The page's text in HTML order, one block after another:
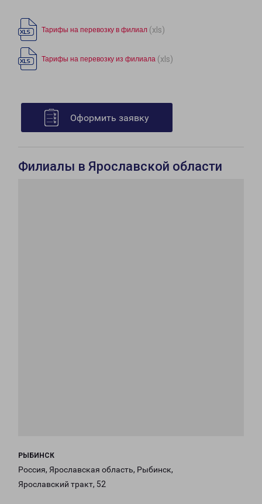
Тарифы на перевозку в филиал (xls)
Тарифы на перевозку из филиала (xls)
Оформить заявку
Филиалы в Ярославской области
РЫБИНСК
Россия, Ярославская область, Рыбинск,
Ярославский тракт, 52